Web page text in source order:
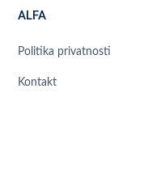
ALFA
Politika privatnosti
Kontakt